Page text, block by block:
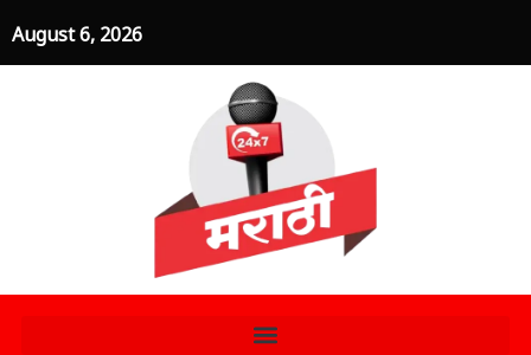
Skip
to
August 6, 2026